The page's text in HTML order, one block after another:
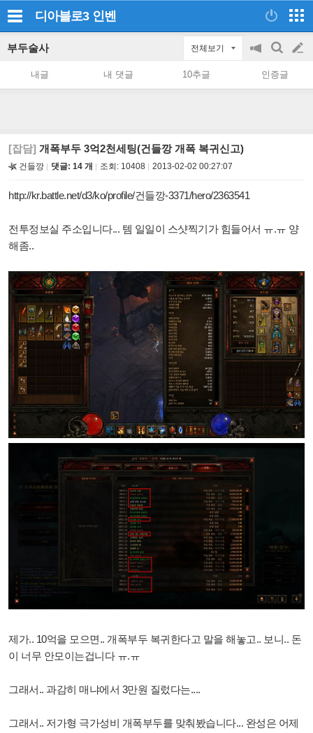
디아블로3 인벤
부두술사 전체보기
공
on/off
검
색
글
쓰
내글 내 댓글 10추글 인증글
[잡담] 개폭부두 3억2천세팅(건들깡 개폭 복귀신고)
건들깡 댓글: 14 개 조회: 10408 2013-02-02 00:27:07
http://kr.battle.net/d3/ko/profile/건들깡-3371/hero/2363541
전투정보실 주소입니다... 템 일일이 스샷찍기가 힘들어서 ㅠ.ㅠ 양
해좀..
제가.. 10억을 모으면.. 개폭부두 복귀한다고 말을 해놓고.. 보니.. 돈
이 너무 안모이는겁니다 ㅠ.ㅠ
그래서.. 과감히 매냐에서 3만원 질렀다는....
그래서.. 저가형 극가성비 개폭부두를 맞춰봤습니다... 완성은 어제